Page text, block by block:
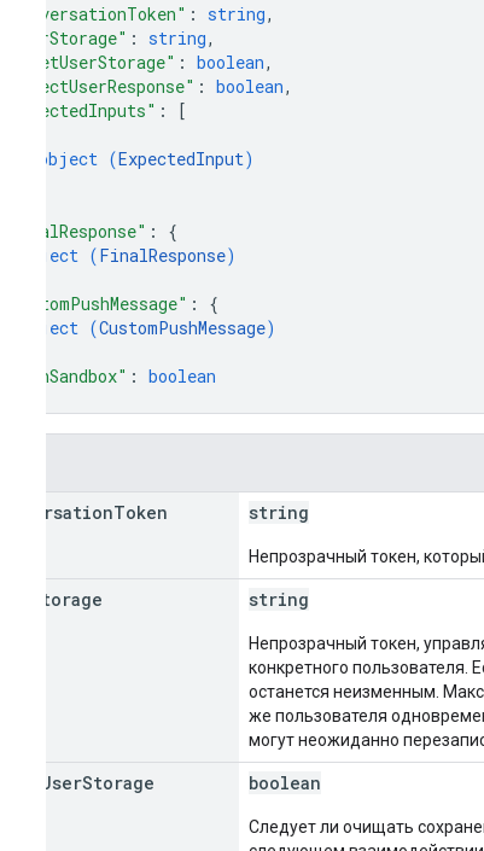
"conversationToken" : string,
"userStorage" : string,
"resetUserStorage" : boolean,
"expectUserResponse" : boolean,
"expectedInputs" :
[
object (ExpectedInput)
"finalResponse" : {
object (FinalResponse)
"customPushMessage" : {
object (CustomPushMessage)
"isInSandbox" : boolean
conversationToken string
Непрозрачный токен,
Storage string
Непрозрачный токен,
конкретного пользователя.
останется неизменным.
же пользователя
могут неожиданно
UserStorage boolean
Следует ли очищать